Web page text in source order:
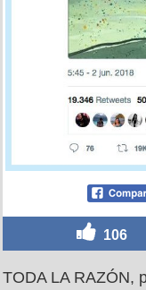
106
TODA LA RAZÓN,